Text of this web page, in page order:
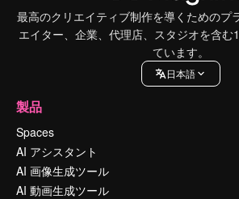
最高のクリエイティブ制作を導くためのプ
エイター、企業、代理店、スタジオを含む
ています。
日本語
製品
Spaces
AI アシスタント
AI 画像生成ツール
AI 動画生成ツール